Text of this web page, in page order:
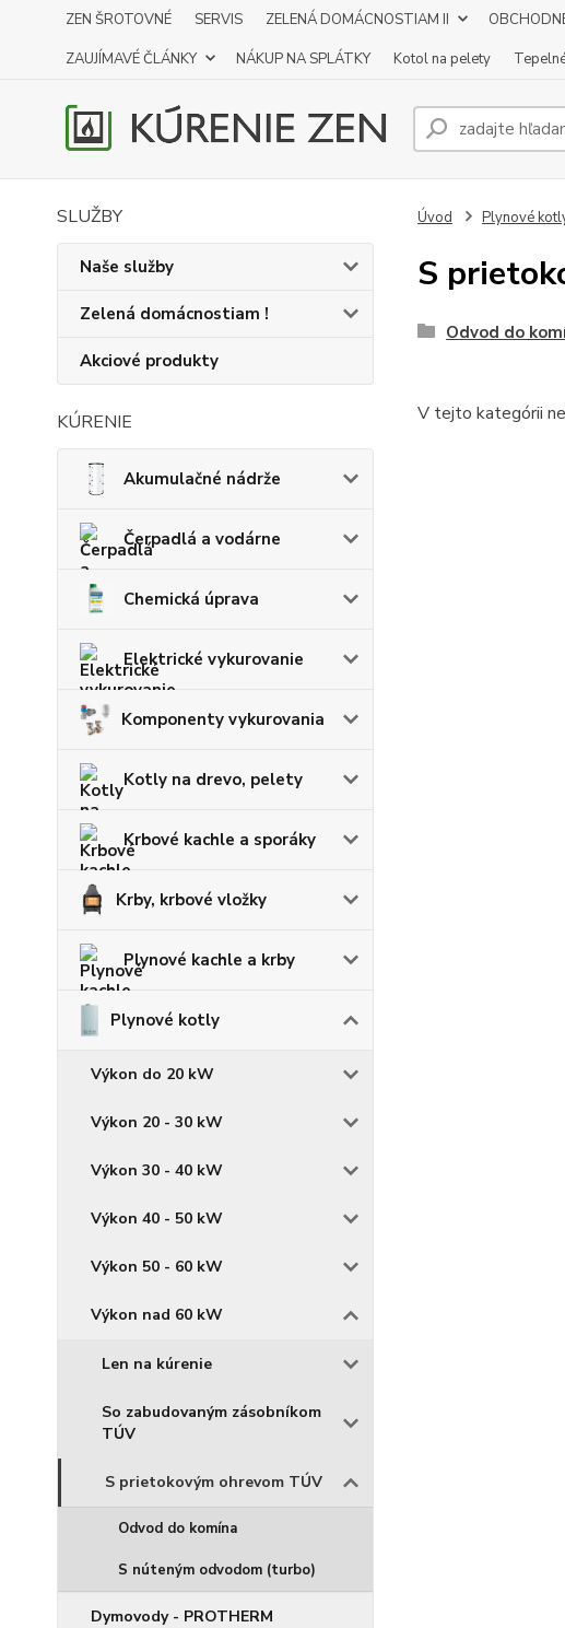
ZEN ŠROTOVNÉ SERVIS ZELENÁ DOMÁCNOSTIAM II
ZAUJÍMAVÉ ČLÁNKY
NÁKUP NA SPLÁTKY Kotol na pelety
SLUŽBY
Naše služby
Zelená domácnostiam !
Akciové produkty
KÚRENIE
Akumulačné nádrže
Čerpadlá a vodárne
Chemická úprava
Elektrické vykurovanie
Komponenty vykurovania
Kotly na drevo, pelety
Krbové kachle a sporáky
Krby, krbové vložky
Plynové kachle a krby
Plynové kotly
Výkon do 20 kW
Výkon 20 - 30 kW
Výkon 30 - 40 kW
Výkon 40 - 50 kW
Výkon 50 - 60 kW
Výkon nad 60 kW
Len na kúrenie
So zabudovaným zásobníkom
TÚV
S prietokovým ohrevom TÚV
Odvod do komína
S núteným odvodom (turbo)
Dymovody - PROTHERM
Úvod Plynové
S
Odvod do
V tejto kategórii